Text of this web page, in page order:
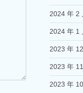
2024 年 2
2024 年 1
2023 年
2023 年
2023 年